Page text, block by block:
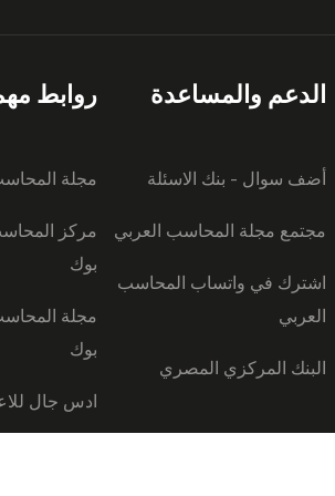
الدعم والمساعدة
أضف سوال - بنك الاسئلة
مجتمع مجلة المحاسب العربي
اشترك في واتساب المحاسب
العربي
البنك المركزي المصري
روابط
مجلة
مركز
بوك
مجلة
بوك
ادس جال